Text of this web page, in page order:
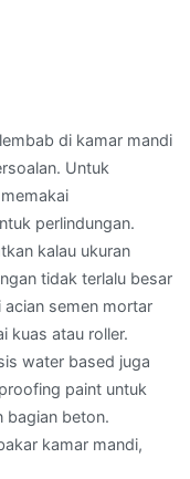
di kamar mandi
Untuk
perlindungan.
kalau ukuran
tidak terlalu besar
semen mortar
kuas atau roller.
water based juga
paint untuk
bagian beton.
kamar mandi,